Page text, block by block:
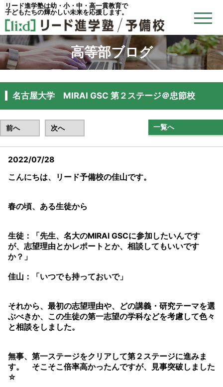
リード進学塾は幼・小・中・高一貫教育で
子どもたちの輝かしい未来を応援します。
高等部ブログ
名古屋大学 MIRAI GSC 第２ステージ＠忠節校
前へ 次へ 一覧へ
2022/07/28
こんにちは、リード予備校の佳山です。
春の頃、ある生徒から
生徒：「先生、名大のMIRAI GSCに参加したいんです
が、志望理由とかレポートとか、相談してもいいです
か？」
佳山：「いつでも持っておいで」
それから、最初の志望理由や、どの講義・研究テーマを選
ぶべきか、この生徒の第一志望の学科などを考慮して色々
と相談をしました。
無事、第一ステージをクリアして第２ステージに進みま
す。 そこそこ倍率高かったんですが、見事突破しました
☆